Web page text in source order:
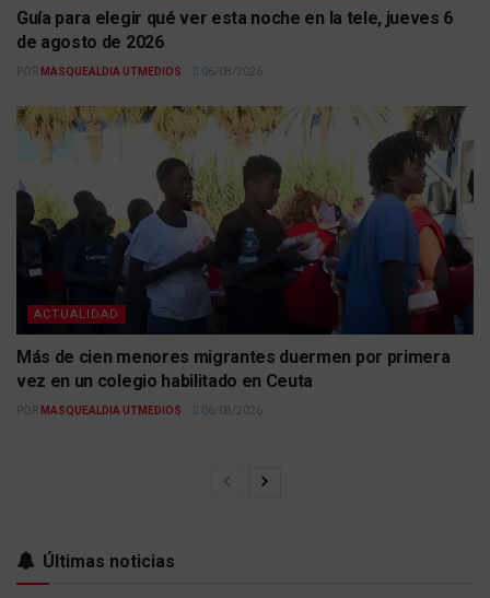
Guía para elegir qué ver esta noche en la tele, jueves 6
de agosto de 2026
POR MASQUEALDIA UTMEDIOS 06/08/2026
ACTUALIDAD
Más de cien menores migrantes duermen por primera
vez en un colegio habilitado en Ceuta
POR MASQUEALDIA UTMEDIOS 06/08/2026
Últimas noticias